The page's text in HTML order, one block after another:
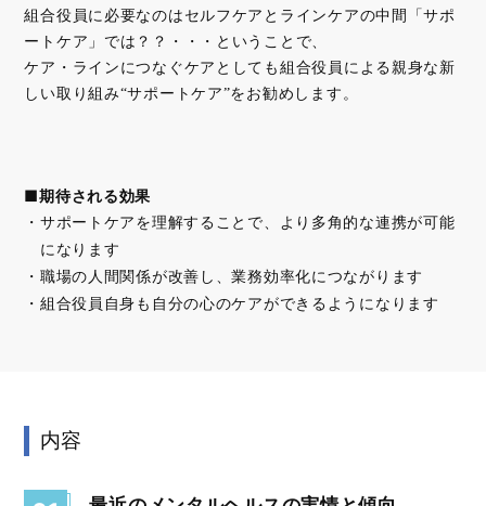
組合役員に必要なのはセルフケアとラインケアの中間「サポ
ートケア」では？？・・・ということで、
ケア・ラインにつなぐケアとしても組合役員による親身な新
しい取り組み“サポートケア”をお勧めします。
■期待される効果
サポートケアを理解することで、より多角的な連携が可能
になります
職場の人間関係が改善し、業務効率化につながります
組合役員自身も自分の心のケアができるようになります
内容